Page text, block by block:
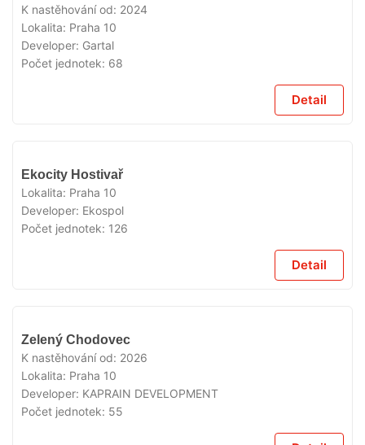
K nastěhování od: 2024
Lokalita: Praha 10
Developer: Gartal
Počet jednotek: 68
Detail
Ekocity Hostivař
Lokalita: Praha 10
Developer: Ekospol
Počet jednotek: 126
Detail
Zelený Chodovec
K nastěhování od: 2026
Lokalita: Praha 10
Developer: KAPRAIN DEVELOPMENT
Počet jednotek: 55